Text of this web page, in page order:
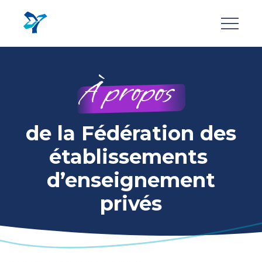
contenu
principal
À propos
de la Fédération des
établissements
d’enseignement
privés